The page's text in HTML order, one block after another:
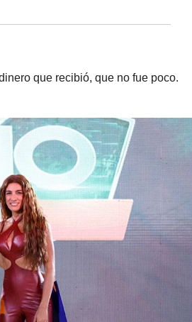
que recibió, que no fue poco.